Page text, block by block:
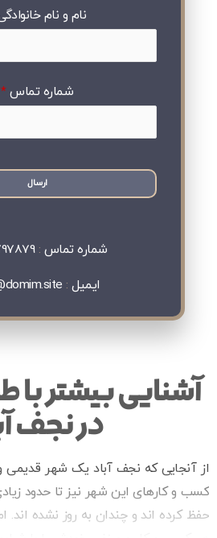
نام و نام
شماره تماس *
ارسال
شماره تماس :
ایمیل :
آشنایی بیشتر
در نجف
از آنجایی که نجف آباد یک شهر
کسب و کارهای این شهر نیز تا حدود
حفظ کرده اند و چندان به روز نشده اند.